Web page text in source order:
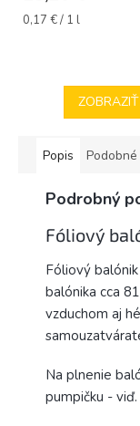
Jednotková
0,17 € / 1 l
Popis Podobné
Podrobný
Fóliový
Fóliový
balónika cca
vzduchom aj
Na plnenie
pumpičku -